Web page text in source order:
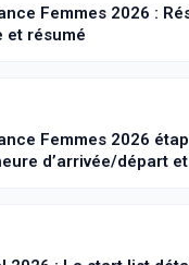
Femmes 2026 :
et résumé
Femmes 2026
d’arrivée/départ